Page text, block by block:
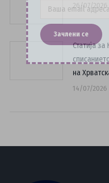
26/07/2026
Статија
на
14/07/2026